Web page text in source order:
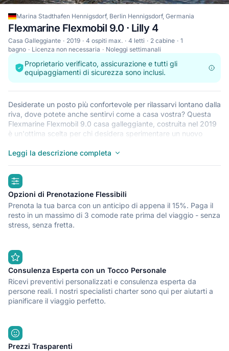
Marina Stadthafen Hennigsdorf, Berlin Hennigsdorf, Germania
Flexmarine Flexmobil 9.0 · Lilly 4
Casa Galleggiante 2019 4 ospiti max. 4 letti 2 cabine
1
bagno
Licenza non necessaria Noleggi settimanali
Proprietario verificato, assicurazione e tutti gli
equipaggiamenti di sicurezza sono inclusi.
Desiderate un posto più confortevole per rilassarvi lontano dalla
riva, dove potete anche sentirvi come a casa vostra? Questa
Flexmarine Flexmobil 9.0 casa galleggiante, costruita nel 2019
è un'ottima scelta per chi desidera sperimentare un nuovo
soggiornare su una casa galleggiante in una delle cabine
persone, questa casa galleggiante è perfetta per crociere con
amici e familiari. La Flexmarine Flexmobil 9.0 si trova in Marina
Stadthafen Hennigsdorf, Berlin Hennigsdorf, un comodo punto
di partenza per esplorare i laghi, i fiumi o l'acqua intercostiera
circostanti. Ci vediamo a bordo!
Leggi la descrizione completa
highlights
Opzioni di Prenotazione Flessibili
Prenota la tua barca con un anticipo di appena il 15%. Paga il
resto in un massimo di 3 comode rate prima del viaggio - senza
stress, senza fretta.
Consulenza Esperta con un Tocco Personale
Ricevi preventivi personalizzati e consulenza esperta da
persone reali. I nostri specialisti charter sono qui per aiutarti a
pianificare il viaggio perfetto.
Prezzi Trasparenti